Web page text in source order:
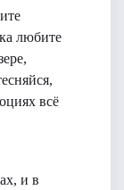
любите
всё
и в